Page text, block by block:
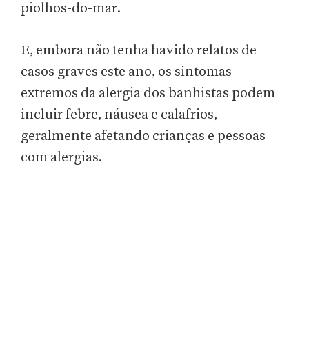
piolhos-do-mar.
E, embora não tenha havido relatos de
casos graves este ano, os sintomas
extremos da alergia dos banhistas podem
incluir febre, náusea e calafrios,
geralmente afetando crianças e pessoas
com alergias.